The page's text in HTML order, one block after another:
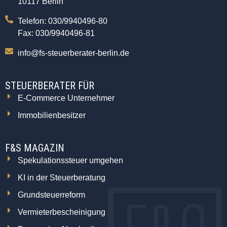
Telefon: 030/9940496-80
Fax: 030/9940496-81
info@fs-steuerberater-berlin.de
STEUERBERATER FÜR
E-Commerce Unternehmer
Immobilienbesitzer
F&S MAGAZIN
Spekulationssteuer umgehen
KI in der Steuerberatung
Grundsteuerreform
Vermieterbescheinigung